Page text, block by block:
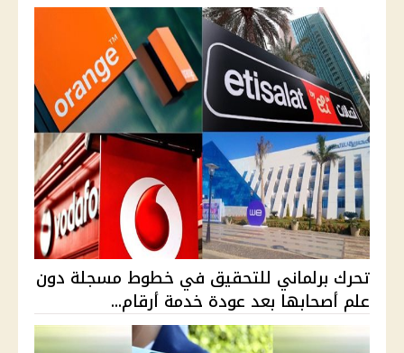
تحرك برلماني للتحقيق في خطوط مسجلة دون
علم أصحابها بعد عودة خدمة أرقام...